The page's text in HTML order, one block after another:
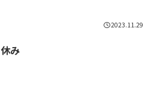
2023.11.29
休み